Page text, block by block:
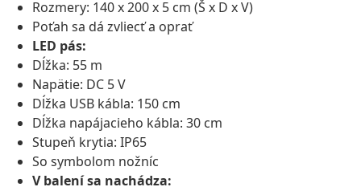
Rozmery: 140 x 200 x 5 cm (Š x D x V)
Poťah sa dá zvliecť a oprať
LED pás:
Dĺžka: 55 m
Napätie: DC 5 V
Dĺžka USB kábla: 150 cm
Dĺžka napájacieho kábla: 30 cm
Stupeň krytia: IP65
So symbolom nožníc
V balení sa nachádza: